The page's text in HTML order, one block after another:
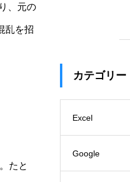
、元の
乱を招
たと
カテゴリー
Excel
Google